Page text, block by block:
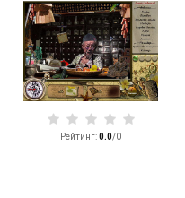
Рейтинг:0.0/0